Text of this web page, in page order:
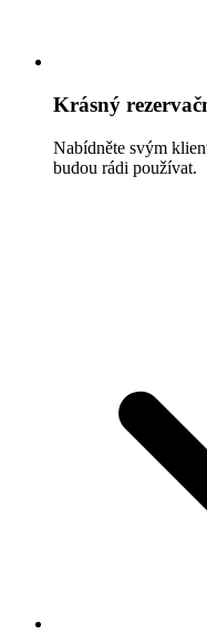
Krásný
Nabídněte svým
budou rádi používat.